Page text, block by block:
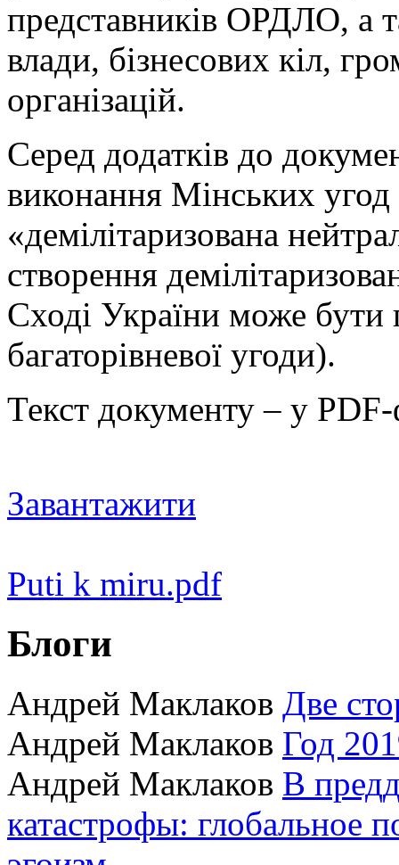
представників ОРДЛО, а
влади, бізнесових кіл,
організацій.
Серед додатків до
виконання Мінських угод
«демілітаризована
створення
Сході України може бути
багаторівневої угоди).
Текст документу – у
Завантажити
Puti k miru.pdf
Блоги
Андрей Маклаков Две
Андрей Маклаков Год
Андрей Маклаков В
катастрофы: глобальное